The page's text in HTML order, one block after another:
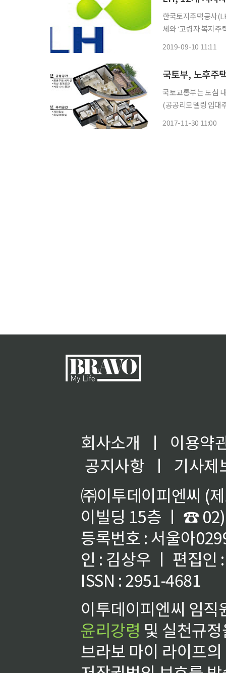
한국토지주택공사
체와 ‘고령자 복지주택
2019-09-10 11:11
국토교통부는 도심
(공공리모델링 임대
2017-11-30 11:00
회사소개 ㅣ
이용약
공지사항
ㅣ
기사제
㈜이투데이피엔씨 (
이빌딩 15층 ㅣ ☎
등록번호 : 서울아
인 : 김상우 ㅣ 편집인
ISSN : 2951-4681
이투데이피엔씨 임
윤리강령 및 실천규
브라보 마이 라이프